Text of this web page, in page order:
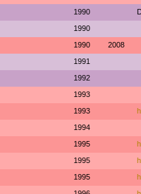
1990
1990
1990 2008
1991
1992
1993
1993
1994
1995
1995
1995